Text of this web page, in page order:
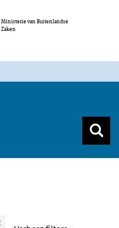
Ministerie van Buitenlandse
Zaken